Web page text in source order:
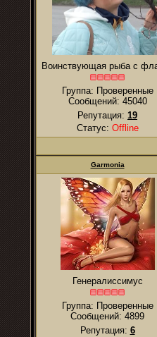
Воинствующая рыба с
Группа: Проверенные
Сообщений: 45040
Репутация: 19
Статус: Offline
Garmonia
Генералиссимус
Группа: Проверенные
Сообщений: 4899
Репутация: 6